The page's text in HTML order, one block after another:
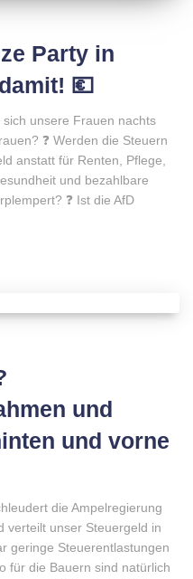
Party in
💶
sich unsere Frauen nachts
❓ Werden die Steuern
anstatt für Renten, Pflege,
und bezahlbare
❓ Ist die AfD
und
und vorne
die Ampelregierung
verteilt unser Steuergeld in
geringe Steuerentlastungen
für die Bauern sind natürlich